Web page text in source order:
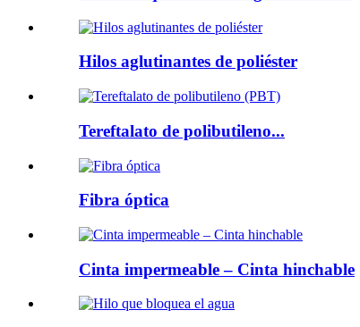
Hilos aglutinantes de poliéster
Tereftalato de polibutileno...
Fibra óptica
Cinta impermeable – Cinta hinchable